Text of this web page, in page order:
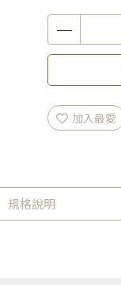
加入最愛
規格說明